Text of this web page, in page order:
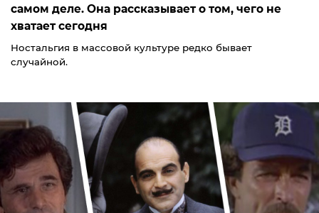
самом деле. Она рассказывает о том, чего не
хватает сегодня
Ностальгия в массовой культуре редко бывает
случайной.